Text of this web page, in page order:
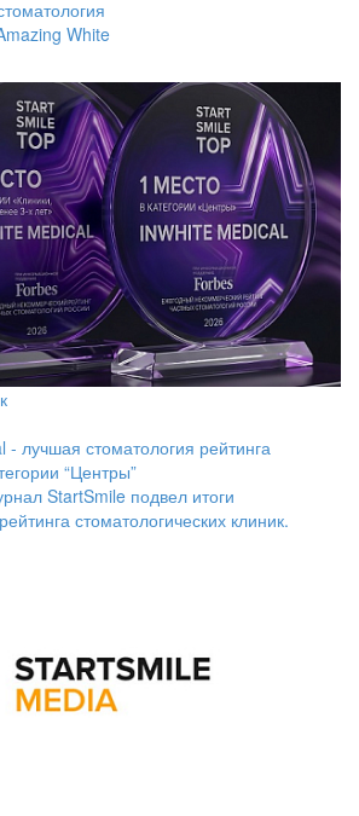
White
- лучшая стоматология рейтинга
“Центры”
StartSmile подвел итоги
стоматологических клиник.